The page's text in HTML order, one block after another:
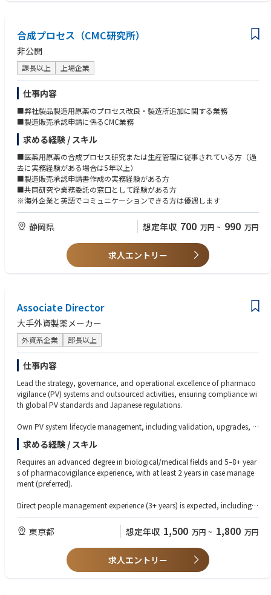
• Learn new methodology and knowledge with respect to machine learni
ng and neural network
ション能力
・理系博士号取得者
＜尚可＞
・薬理研究経験
・製薬企業またはバイオテックにて5年以上の勤務経験
・アカデミアにおいて、バイオインフォマティクスを用いた創薬または疾
患研究の経験がある。
・英語でコミュニケーションできる能力、英語論文執筆経験
合成プロセス（CMC研究所）
非公開
課長以上 上場企業
仕事内容
■弊社製品製造用原薬のプロセス改良・製造所追加に関する業務
■製造販売承認申請に係るCMC業務
求める経験 / スキル
■医薬用原薬の合成プロセス研究または生産管理に従事されている方（過
去に実務経験がある場合は5年以上）
■製造販売承認申請書作成の実務経験がある方
■共同研究や業務委託の窓口として経験がある方
※海外企業と英語でコミュニケーションできる方は優遇します
静岡県 想定年収 700 万円 ~ 990 万円
求人エントリー
Associate Director
大手外資製薬メーカー
外資系企業 部長以上
仕事内容
Lead the strategy, governance, and operational excellence of pharmaco
vigilance (PV) systems and outsourced activities, ensuring compliance wi
th global PV standards and Japanese regulations.
Own PV system lifecycle management, including validation, upgrades, c
hange control, data integrity, inspection readiness, and technical owners
hip of safety data migration/transfer.
Manage PV vendors end-to-end—selection, onboarding, oversight, perfo
rmance monitoring (KPIs/SLAs), escalation handling, and outsourcing b
udget/resource planning.
Drive operational excellence by optimizing PV workflows using technolo
gy tools (e.g., AI/automation), ensuring timely and compliant ICSR repor
ting, and supporting audits/inspections with CAPA implementation.
Provide leadership for a team of system and vendor management profes
sionals, mentor and develop talent, and collaborate cross-functionally
求める経験 / スキル
Requires an advanced degree in biological/medical fields and 5–8+ year
s of pharmacovigilance experience, with at least 2 years in case manage
ment (preferred).
Direct people management experience (3+ years) is expected, including le
ading and developing a PV systems/vendor management team.
Strong hands-on knowledge of PV systems (e.g., safety databases/tools)
and vendor management capabilities are essential.
Must have in-depth understanding of PV regulations and guidelines (e.g.,
東京都 想定年収 1,500 万円 ~ 1,800 万円
求人エントリー